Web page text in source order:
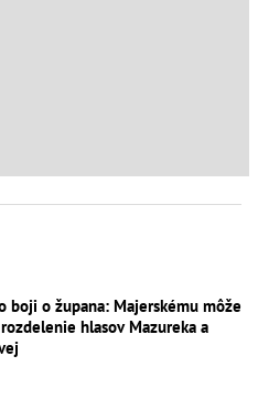
boji o župana: Majerskému môže
hlasov Mazureka a